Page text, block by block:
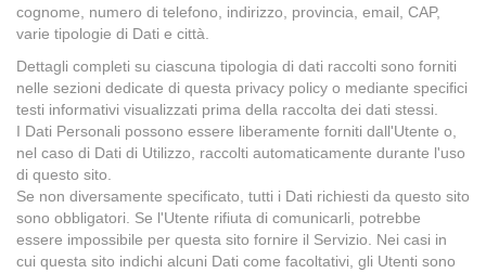
cognome, numero di telefono, indirizzo, provincia, email, CAP,
varie tipologie di Dati e città.
Dettagli completi su ciascuna tipologia di dati raccolti sono forniti
nelle sezioni dedicate di questa privacy policy o mediante specifici
testi informativi visualizzati prima della raccolta dei dati stessi.
I Dati Personali possono essere liberamente forniti dall'Utente o,
nel caso di Dati di Utilizzo, raccolti automaticamente durante l'uso
di questo sito.
Se non diversamente specificato, tutti i Dati richiesti da questo sito
sono obbligatori. Se l'Utente rifiuta di comunicarli, potrebbe
essere impossibile per questa sito fornire il Servizio. Nei casi in
cui questa sito indichi alcuni Dati come facoltativi, gli Utenti sono